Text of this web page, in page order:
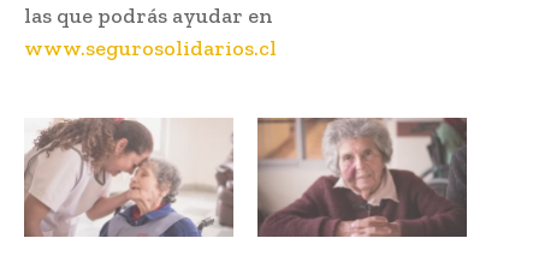
las que podrás ayudar en
www.segurosolidarios.cl